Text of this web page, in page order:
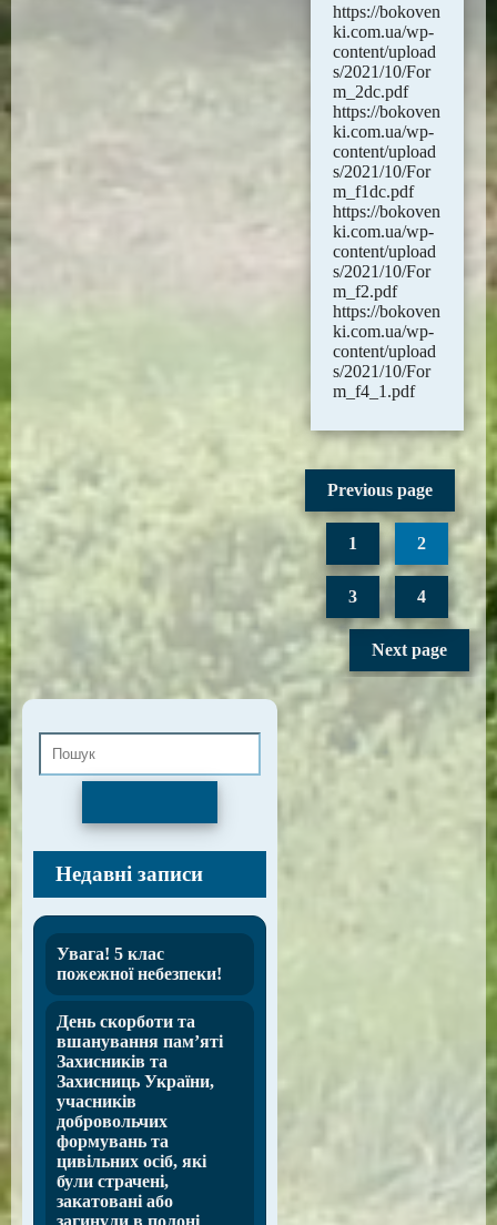
https://bokoven
ki.com.ua/wp-
content/upload
s/2021/10/For
m_2dc.pdf
https://bokoven
ki.com.ua/wp-
content/upload
s/2021/10/For
m_f1dc.pdf
https://bokoven
ki.com.ua/wp-
content/upload
s/2021/10/For
m_f2.pdf
https://bokoven
ki.com.ua/wp-
content/upload
s/2021/10/For
m_f4_1.pdf
Previous page
1 2
3 4
Next page
Недавні записи
Увага! 5 клас
пожежної небезпеки!
День скорботи та
вшанування пам’яті
Захисників та
Захисниць України,
учасників
добровольчих
формувань та
цивільних осіб, які
були страчені,
закатовані або
загинули в полоні